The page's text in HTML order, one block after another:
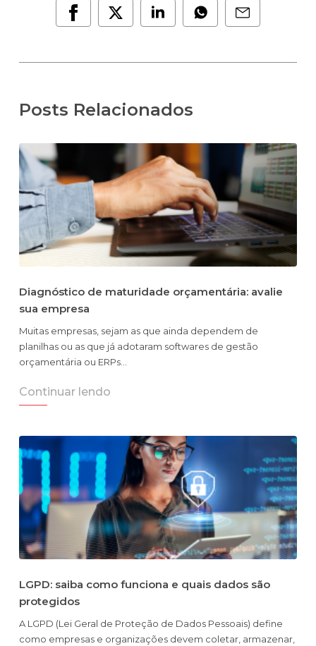
Posts Relacionados
Diagnóstico de maturidade orçamentária: avalie
sua empresa
Muitas empresas, sejam as que ainda dependem de
planilhas ou as que já adotaram softwares de gestão
orçamentária ou ERPs…
Continuar lendo
LGPD: saiba como funciona e quais dados são
protegidos
A LGPD (Lei Geral de Proteção de Dados Pessoais) define
como empresas e organizações devem coletar, armazenar,